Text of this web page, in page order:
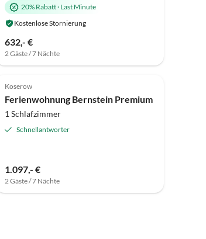
20% Rabatt· Last Minute
Kostenlose Stornierung
632,- €
2 Gäste / 7 Nächte
Top-Inserat
4.8 (1)
Koserow
Ferienwohnung Bernstein Premium
1 Schlafzimmer
Schnellantworter
1.097,- €
2 Gäste / 7 Nächte